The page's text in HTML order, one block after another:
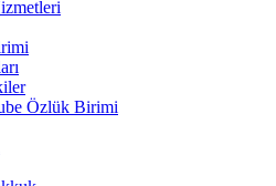
Özlük Birimi